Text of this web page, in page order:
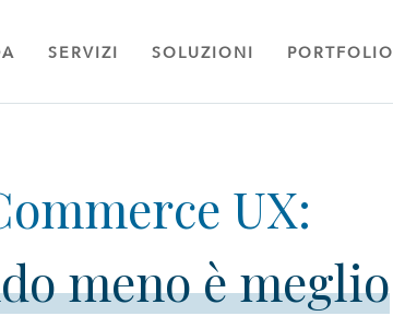
SERVIZI SOLUZIONI PORTFOLIO
meno è meglio